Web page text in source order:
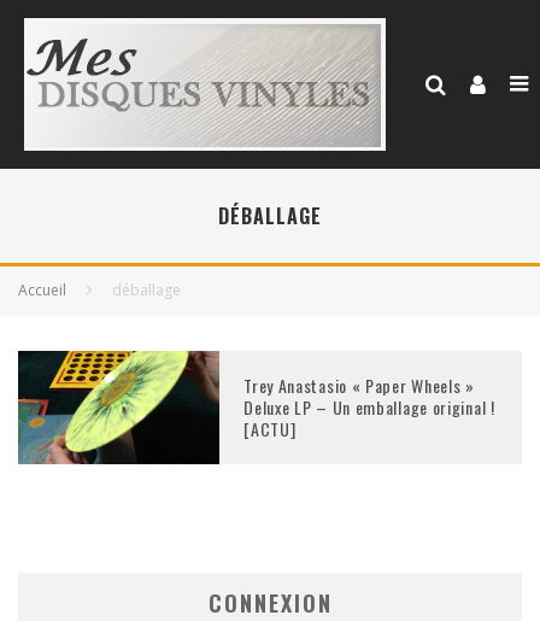
DÉBALLAGE
Accueil déballage
Trey Anastasio « Paper Wheels »
Deluxe LP – Un emballage original !
[ACTU]
CONNEXION